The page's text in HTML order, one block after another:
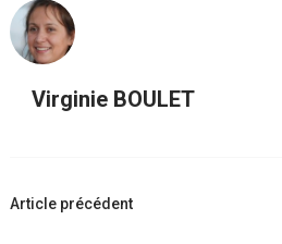
Virginie BOULET
Navigation
Article précédent